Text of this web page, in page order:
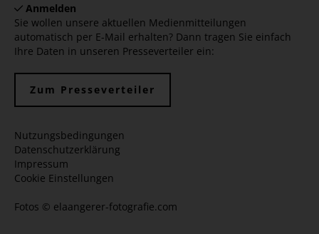
Anmelden
Sie wollen unsere aktuellen Medienmitteilungen
automatisch per E-Mail erhalten? Dann tragen Sie einfach
Ihre Daten in unseren Presseverteiler ein:
Zum Presseverteiler
Nutzungsbedingungen
Datenschutzerklärung
Impressum
Cookie Einstellungen
Fotos © elaangerer-fotografie.com